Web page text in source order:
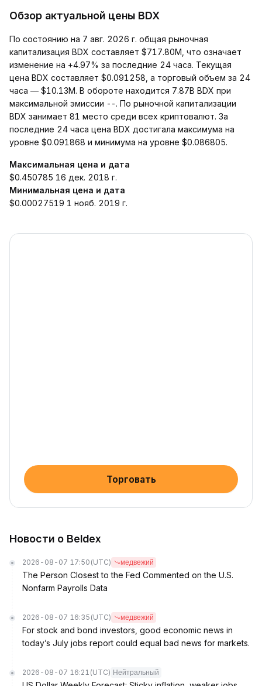
Обзор актуальной цены BDX
По состоянию на 7 авг. 2026 г. общая рыночная
капитализация BDX составляет $717.80M, что означает
изменение на +4.97% за последние 24 часа. Текущая
цена BDX составляет $0.091258, а торговый объем за 24
часа — $10.13M. В обороте находится 7.87B BDX при
максимальной эмиссии --. По рыночной капитализации
BDX занимает 81 место среди всех криптовалют. За
последние 24 часа цена BDX достигала максимума на
уровне $0.091868 и минимума на уровне $0.086805.
Максимальная цена и дата
$0.450785 16 дек. 2018 г.
Минимальная цена и дата
$0.00027519 1 нояб. 2019 г.
Торговать
Новости о Beldex
2026-08-07 17:50 (UTC) медвежий
The Person Closest to the Fed Commented on the U.S.
Nonfarm Payrolls Data
2026-08-07 16:35 (UTC) медвежий
For stock and bond investors, good economic news in
today’s July jobs report could equal bad news for markets.
2026-08-07 16:21 (UTC) Нейтральный